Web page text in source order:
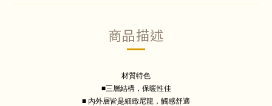
商品描述
材質特色
■三層結構，保暖性佳
■ 內外層皆是細緻尼龍，觸感舒適